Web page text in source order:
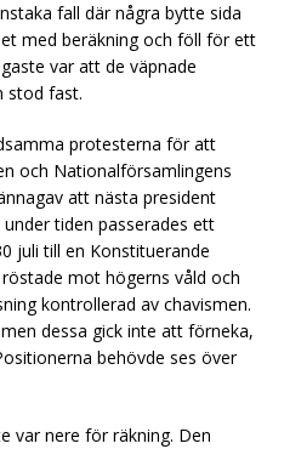
fall där några bytte sida
med beräkning och föll för ett
var att de väpnade
stod fast.
protesterna för att
och Nationalförsamlingens
att nästa president
tiden passerades ett
juli till en Konstituerande
mot högerns våld och
kontrollerad av chavismen.
dessa gick inte att förneka,
behövde ses över
var nere för räkning. Den